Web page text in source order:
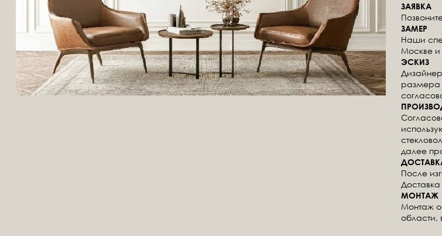
ЗАЯВКА
ЗАМЕР
Наши
Москве и
ЭСКИЗ
размера
далее
После
МОНТАЖ
Монтаж
области,